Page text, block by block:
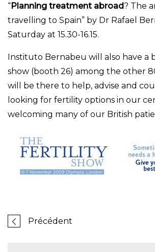
“Planning treatment abroad? The
travelling to Spain” by Dr Rafael
Saturday at 15.30-16.15.
Instituto Bernabeu will also have a
show (booth 26) among the other
will be there to help, advise and
looking for fertility options in our
welcoming many of our British
Précédent